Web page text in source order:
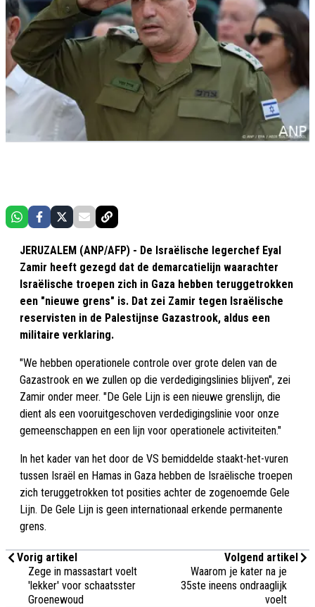
JERUZALEM (ANP/AFP) - De Israëlische legerchef Eyal
Zamir heeft gezegd dat de demarcatielijn waarachter
Israëlische troepen zich in Gaza hebben teruggetrokken
een "nieuwe grens" is. Dat zei Zamir tegen Israëlische
reservisten in de Palestijnse Gazastrook, aldus een
militaire verklaring.
"We hebben operationele controle over grote delen van de
Gazastrook en we zullen op die verdedigingslinies blijven", zei
Zamir onder meer. "De Gele Lijn is een nieuwe grenslijn, die
dient als een vooruitgeschoven verdedigingslinie voor onze
gemeenschappen en een lijn voor operationele activiteiten."
In het kader van het door de VS bemiddelde staakt-het-vuren
tussen Israël en Hamas in Gaza hebben de Israëlische troepen
zich teruggetrokken tot posities achter de zogenoemde Gele
Lijn. De Gele Lijn is geen internationaal erkende permanente
grens.
Vorig artikel
Zege in massastart voelt
'lekker' voor schaatsster
Groenewoud
Volgend artikel
Waarom je kater na je
35ste ineens ondraaglijk
voelt